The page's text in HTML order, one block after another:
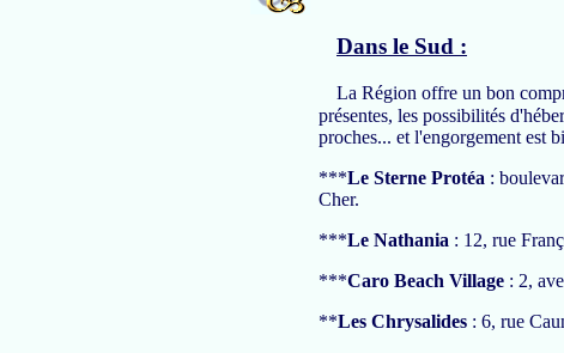
Dans le Sud :
La Région offre un bon
présentes, les possibilités
proches... et l'engorgement est
***Le Sterne Protéa :
Cher.
***Le Nathania : 12, rue
***Caro Beach Village : 2,
**Les Chrysalides : 6, rue